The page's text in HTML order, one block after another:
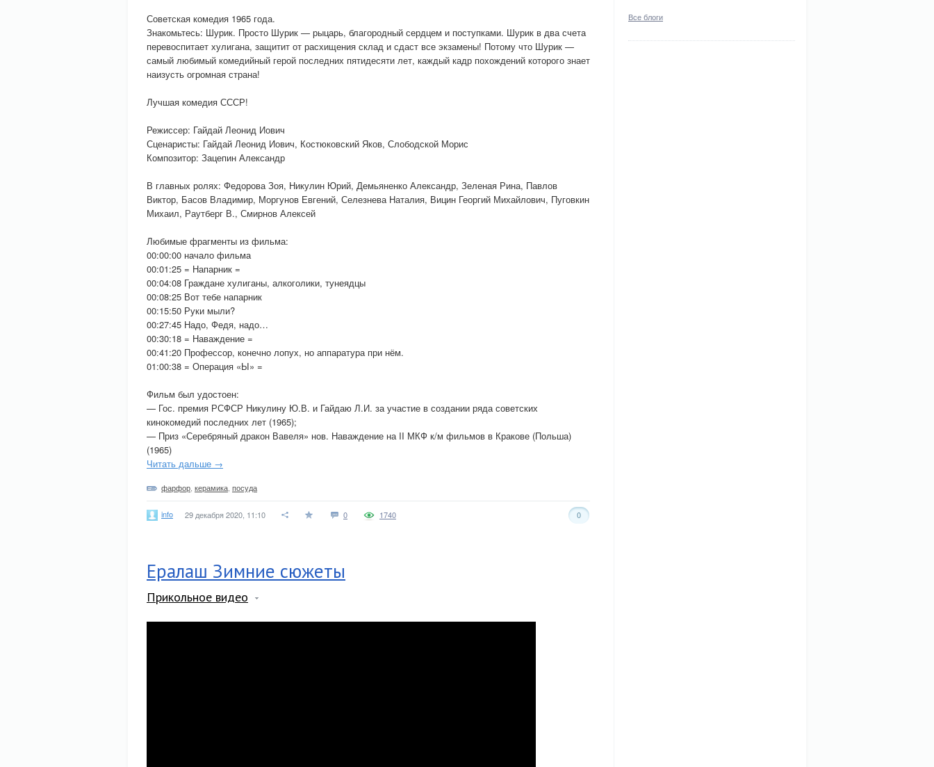
Все блоги
Советская комедия 1965 года.
Знакомьтесь: Шурик. Просто Шурик — рыцарь, благородный сердцем и поступками. Шурик в два счета
перевоспитает хулигана, защитит от расхищения склад и сдаст все экзамены! Потому что Шурик —
самый любимый комедийный герой последних пятидесяти лет, каждый кадр похождений которого знает
наизусть огромная страна!
Лучшая комедия СССР!
Режиссер: Гайдай Леонид Иович
Сценаристы: Гайдай Леонид Иович, Костюковский Яков, Слободской Морис
Композитор: Зацепин Александр
В главных ролях: Федорова Зоя, Никулин Юрий, Демьяненко Александр, Зеленая Рина, Павлов
Виктор, Басов Владимир, Моргунов Евгений, Селезнева Наталия, Вицин Георгий Михайлович, Пуговкин
Михаил, Раутберг В., Смирнов Алексей
Любимые фрагменты из фильма:
00:00:00 начало фильма
00:01:25 = Напарник =
00:04:08 Граждане хулиганы, алкоголики, тунеядцы
00:08:25 Вот тебе напарник
00:15:50 Руки мыли?
00:27:45 Надо, Федя, надо…
00:30:18 = Наваждение =
00:41:20 Профессор, конечно лопух, но аппаратура при нём.
01:00:38 = Операция «Ы» =
Фильм был удостоен:
— Гос. премия РСФСР Никулину Ю.В. и Гайдаю Л.И. за участие в создании ряда советских
кинокомедий последних лет (1965);
— Приз «Серебряный дракон Вавеля» нов. Наваждение на II МКФ к/м фильмов в Кракове (Польша)
(1965)
Читать дальше →
фарфор керамика посуда
info 29 декабря 2020, 11:10 0 0
1740
Ералаш Зимние сюжеты
Прикольное видео